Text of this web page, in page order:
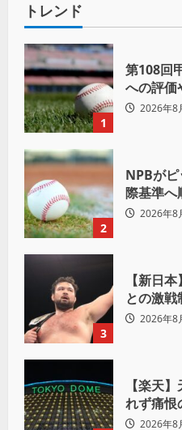
トレンド
1
第108回
への評価
議論も
2026年8
2
NPBが
際基準へ
軟運用へ
2026年8
3
【新日
との激戦
へ宣言「
2026年8
【楽天
れず痛恨
2026年8